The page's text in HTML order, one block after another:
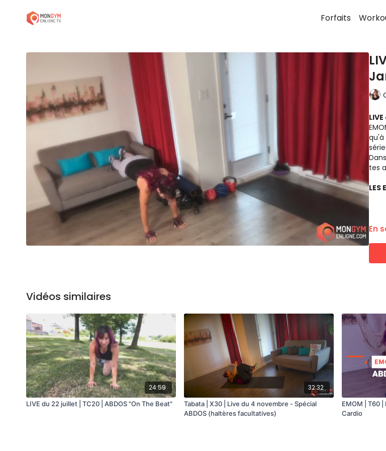
Forfaits
qu'à
tes
LES
En
Vidéos similaires
24:59
LIVE du 22 juillet | TC20 | ABDOS "On The Beat"
32:32
Tabata | X30 | Live du 4 novembre - Spécial
ABDOS (haltères facultatives)
EMOM | T60
Cardio